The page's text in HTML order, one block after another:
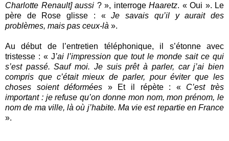
Charlotte Renault] aussi ? », interroge Haaretz. « Oui ». Le
père de Rose glisse : «Je savais qu’il y aurait des
problèmes, mais pas ceux-là ».
Au début de l’entretien téléphonique, il s’étonne avec
tristesse : « J’ai l’impression que tout le monde sait ce qui
s’est passé. Sauf moi. Je suis prêt à parler, car j’ai bien
compris que c’était mieux de parler, pour éviter que les
choses soient déformées » Et il répète : « C’est très
important : je refuse qu’on donne mon nom, mon prénom, le
nom de ma ville, là où j’habite. Ma vie est repartie en France
».